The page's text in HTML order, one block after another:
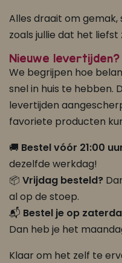
Alles draait om gemak,
zoals jullie dat het liefst
Nieuwe levertijden?
We begrijpen hoe
snel in huis te hebben.
levertijden
favoriete producten
🚚 Bestel vóór 21:00
dezelfde werkdag!
📦 Vrijdag besteld?
al op de stoep.
📬 Bestel je op
Dan heb je het
Klaar om het zelf te